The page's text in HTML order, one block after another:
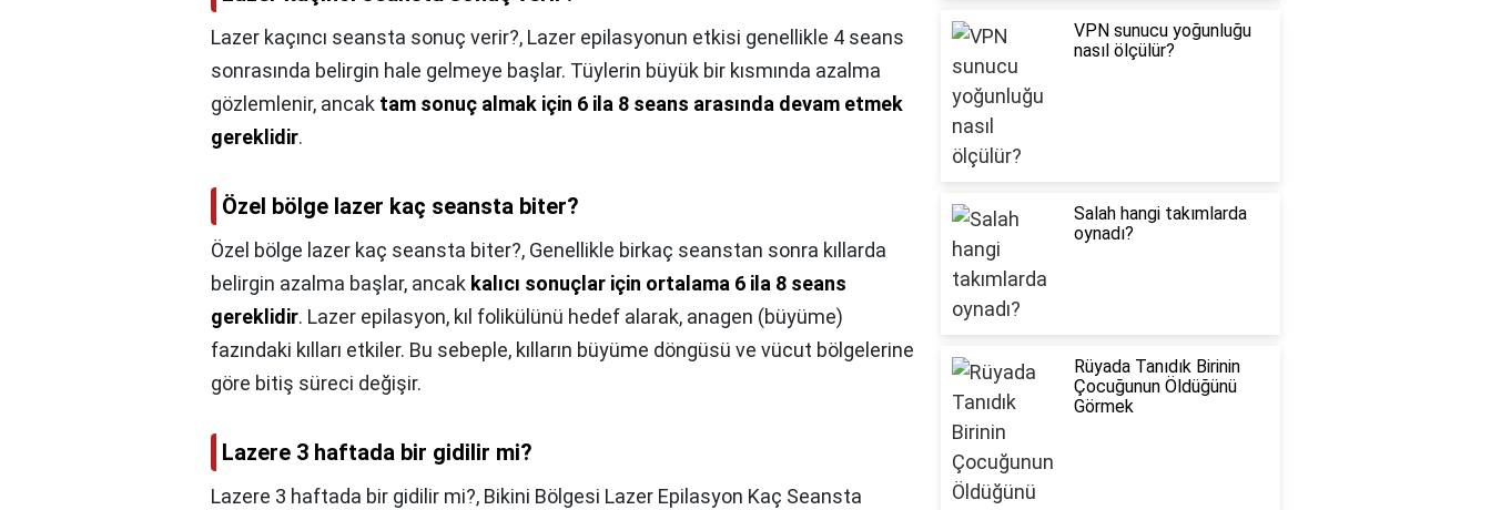
Lazer kaçıncı seansta sonuç verir?, Lazer epilasyonun etkisi genellikle 4 seans
sonrasında belirgin hale gelmeye başlar. Tüylerin büyük bir kısmında azalma
gözlemlenir, ancak tam sonuç almak için 6 ila 8 seans arasında devam etmek
gereklidir.
Özel bölge lazer kaç seansta biter?
Özel bölge lazer kaç seansta biter?, Genellikle birkaç seanstan sonra kıllarda
belirgin azalma başlar, ancak kalıcı sonuçlar için ortalama 6 ila 8 seans
gereklidir. Lazer epilasyon, kıl folikülünü hedef alarak, anagen (büyüme)
fazındaki kılları etkiler. Bu sebeple, kılların büyüme döngüsü ve vücut bölgelerine
göre bitiş süreci değişir.
Lazere 3 haftada bir gidilir mi?
Lazere 3 haftada bir gidilir mi?, Bikini Bölgesi Lazer Epilasyon Kaç Seansta
VPN sunucu yoğunluğu
nasıl ölçülür?
Salah hangi takımlarda
oynadı?
Rüyada Tanıdık Birinin
Çocuğunun Öldüğünü
Görmek